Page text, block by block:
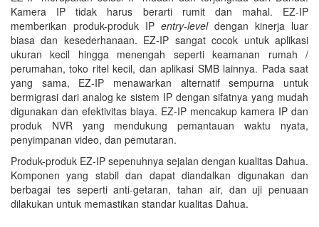
Kamera IP tidak harus berarti rumit dan mahal. EZ-IP
memberikan produk-produk IP entry-leveldengan kinerja luar
biasa dan kesederhanaan. EZ-IP sangat cocok untuk aplikasi
ukuran kecil hingga menengah seperti keamanan rumah /
perumahan, toko ritel kecil, dan aplikasi SMB lainnya. Pada saat
yang sama, EZ-IP menawarkan alternatif sempurna untuk
bermigrasi dari analog ke sistem IP dengan sifatnya yang mudah
digunakan dan efektivitas biaya. EZ-IP mencakup kamera IP dan
produk NVR yang mendukung pemantauan waktu nyata,
penyimpanan video, dan pemutaran.
Produk-produk EZ-IP sepenuhnya sejalan dengan kualitas Dahua.
Komponen yang stabil dan dapat diandalkan digunakan dan
berbagai tes seperti anti-getaran, tahan air, dan uji penuaan
dilakukan untuk memastikan standar kualitas Dahua.